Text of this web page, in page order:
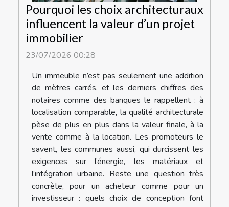
Pourquoi les choix architecturaux
influencent la valeur d’un projet
immobilier
23/07/2026 00:28
Un immeuble n’est pas seulement une addition
de mètres carrés, et les derniers chiffres des
notaires comme des banques le rappellent : à
localisation comparable, la qualité architecturale
pèse de plus en plus dans la valeur finale, à la
vente comme à la location. Les promoteurs le
savent, les communes aussi, qui durcissent les
exigences sur l’énergie, les matériaux et
l’intégration urbaine. Reste une question très
concrète, pour un acheteur comme pour un
investisseur : quels choix de conception font